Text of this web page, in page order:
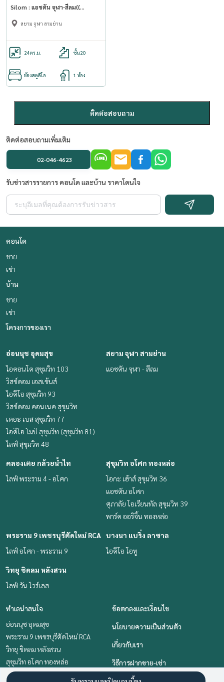
Silom : แอชตัน จุฬา-สีลม((
Samyan MRT สามย่าน )) MK-02
line @livingbkk
สยาม จุฬา สามย่าน
24ตร.ม. ชั้น20
ห้องสตูดิโอ 1 ห้อง
ติดต่อสอบถาม
ติดต่อสอบถามเพิ่มเติม
02-046-4623
รับข่าวสารรายการ คอนโด และบ้าน ราคาโดนใจ
คอนโด
ขาย
เช่า
บ้าน
ขาย
เช่า
โครงการของเรา
อ่อนนุช อุดมสุข
ไอคอนโด สุขุมวิท 103
วิสซ์ดอม เอสเซ้นส์
ไอดีโอ สุขุมวิท 93
วิสซ์ดอม คอนเนค สุขุมวิท
เดอะ เบส สุขุมวิท 77
ไอดีโอ โมบิ สุขุมวิท (สุขุมวิท 81)
ไลฟ์ สุขุมวิท 48
สยาม จุฬา สามย่าน
แอชตัน จุฬา - สีลม
คลองเตย กล้วยน้ำไท
ไลฟ์ พระราม 4 - อโศก
สุขุมวิท อโศก ทองหล่อ
โอกะ เฮ้าส์ สุขุมวิท 36
แอชตัน อโศก
ศุภาลัย โอเรียนทัล สุขุมวิท 39
พาร์ค ออริจิ้น ทองหล่อ
พระราม 9 เพชรบุรีตัดใหม่ RCA
ไลฟ์ อโศก - พระราม 9
บางนา แบริ่ง ลาซาล
ไอดีโอ โอทู
วิทยุ ชิดลม หลังสวน
ไลฟ์ วัน ไวร์เลส
ทำเลน่าสนใจ
อ่อนนุช อุดมสุข
พระราม 9 เพชรบุรีตัดใหม่ RCA
วิทยุ ชิดลม หลังสวน
สุขุมวิท อโศก ทองหล่อ
สยาม จุฬา สามย่าน
ข้อตกลงและเงื่อนไข
นโยบายความเป็นส่วนตัว
เกี่ยวกับเรา
วิธีการฝากขาย-เช่า